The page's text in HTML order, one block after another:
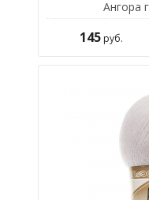
Ангора
145руб.